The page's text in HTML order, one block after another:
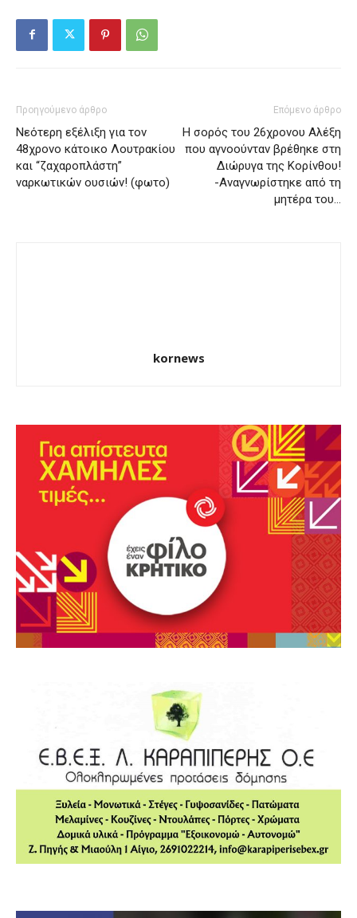
Προηγούμενο άρθρο
Νεότερη εξέλιξη για τον
48χρονο κάτοικο Λουτρακίου
και “ζαχαροπλάστη”
ναρκωτικών ουσιών! (φωτο)
Επόμενο άρθρο
Η σορός του 26χρονου Αλέξη
που αγνοούνταν βρέθηκε στη
Διώρυγα της Κορίνθου!
-Αναγνωρίστηκε από τη
μητέρα του…
kornews